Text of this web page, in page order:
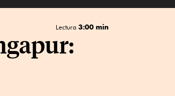
Lectura 3:00 min